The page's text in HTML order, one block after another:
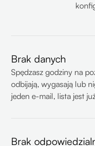
Brak danych
Spędzasz godziny na
odbijają, wygasają lub
jeden e-mail, lista jest
Brak